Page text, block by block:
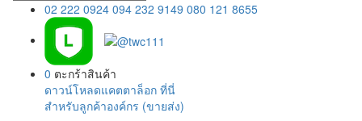
02 222 0924 094 232 9149 080 121 8655
0 ตะกร้าสินค้า
ดาวน์โหลดแคตตาล็อก ที่นี่
สำหรับลูกค้าองค์กร (ขายส่ง)